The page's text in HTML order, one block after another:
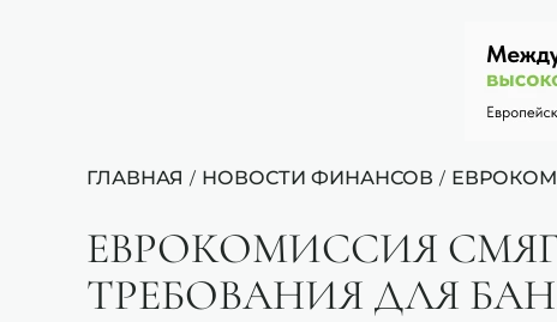
ГЛАВНАЯ / НОВОСТИ ФИНАНСОВ /
ЕВРОКОМИССИЯ
ТРЕБОВАНИЯ ДЛЯ